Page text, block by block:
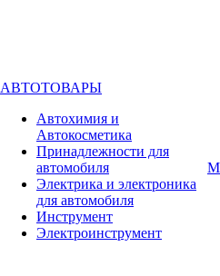
АВТОТОВАРЫ
Автохимия и
Автокосметика
Принадлежности для
автомобиля
Электрика и электроника
для автомобиля
Инструмент
Электроинструмент